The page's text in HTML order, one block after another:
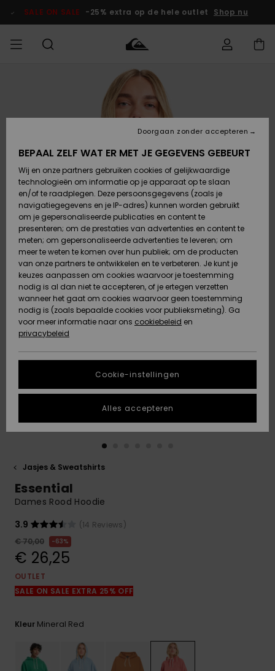
Productinformatie
SALE ON SALE -25% extra op de hele outlet Shop nu
Kleding
Accessoires
Schoenen &
Slippers
Surf /
Water
Snow
Nieuw
Highlights
JONGENS
Kleding
Accessoires
Schoenen &
Slippers
Surf /
Water
Sneeuw
Nieuw
Highlights
DAMES
Shop
Highlights
Snow
SURF
Heren Surf
Shop
Surf Shop
Highlights
Community
SNOW
Heren Snow
Shop
Snow Shop
Dames
Snow Shop
Highlights
Gemeenschap
SALE ON
SALE
HEREN
OUTLET
Kinderen
VROUW
OUTLET
Regio- En
Taalinstellingen
français
Toegang tot
mijn bestelling
Retouren
Betaling
Giftcard
Quiksilver
Freedom
Gegevensbescherming
gesprek om het
snelste
vraag te
krijgen.
Gesprek
vragen en ons
contactformulier.
DUURZAAMHEID
STORE LOCATOR
VERLANGLIJST
Jasjes & Sweatshirts
Essential
Dames Rood Hoodie
3.9
(14 Reviews)
€ 70,00
63%
€ 26,25
OUTLET
SALE ON SALE EXTRA 25% OFF
Kleur Mineral Red
BEPAAL ZELF WAT ER MET JE GEGEVENS GEBEURT
Wij en onze partners gebruiken cookies of gelijkwaardige
technologieën om informatie op je apparaat op te slaan
en/of te raadplegen. Deze persoonsgegevens (zoals je
navigatiegegevens en je IP-adres) kunnen worden gebruikt
om je gepersonaliseerde publicaties en content te
presenteren; om de prestaties van advertenties en content te
meten; om gepersonaliseerde advertenties te leveren; om
meer te weten te komen over hun publiek; om de producten
van onze partners te ontwikkelen en te verbeteren. Je kunt je
keuzes aanpassen om cookies waarvoor je toestemming
nodig is al dan niet te accepteren, of je ertegen verzetten
wanneer het gaat om cookies waarvoor geen toestemming
nodig is (zoals bepaalde cookies voor publieksmeting). Ga
voor meer informatie naar ons cookiebeleid en
privacybeleid
Cookie-instellingen
Doorgaan zonder accepteren
Alles accepteren